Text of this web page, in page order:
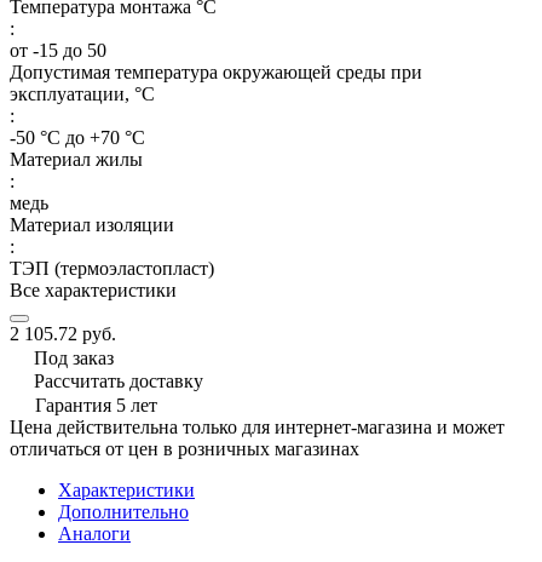
Температура монтажа °C
:
от -15 до 50
Допустимая температура окружающей среды при
эксплуатации, °C
:
-50 °С до +70 °С
Материал жилы
:
медь
Материал изоляции
:
ТЭП (термоэластопласт)
Все характеристики
2 105.72 руб.
Под заказ
Рассчитать доставку
Гарантия 5 лет
Цена действительна только для интернет-магазина и может
отличаться от цен в розничных магазинах
Характеристики
Дополнительно
Аналоги